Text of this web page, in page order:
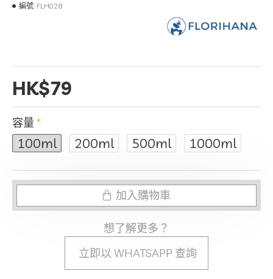
HK$79
編號: FLH028
容量
100ml 200ml 500ml 1000ml
加入購物車
想了解更多？
立即以 WHATSAPP 查詢